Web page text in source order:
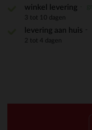
winkel levering
3 tot 10 dagen
levering aan huis
2 tot 4 dagen